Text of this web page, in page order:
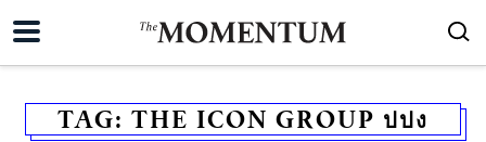
TAG: THE ICON GROUP ปปง